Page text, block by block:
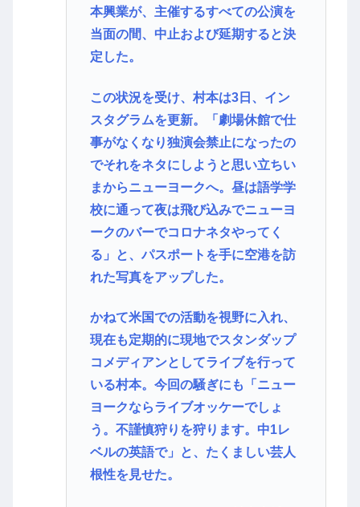
本興業が、主催するすべての公演を
当面の間、中止および延期すると決
定した。
この状況を受け、村本は3日、イン
スタグラムを更新。「劇場休館で仕
事がなくなり独演会禁止になったの
でそれをネタにしようと思い立ちい
まからニューヨークへ。昼は語学学
校に通って夜は飛び込みでニューヨ
ークのバーでコロナネタやってく
る」と、パスポートを手に空港を訪
れた写真をアップした。
かねて米国での活動を視野に入れ、
現在も定期的に現地でスタンダップ
コメディアンとしてライブを行って
いる村本。今回の騒ぎにも「ニュー
ヨークならライブオッケーでしょ
う。不謹慎狩りを狩ります。中1レ
ベルの英語で」と、たくましい芸人
根性を見せた。